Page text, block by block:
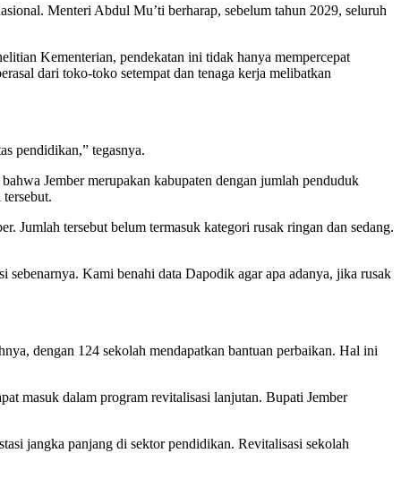
Menteri Abdul Mu’ti berharap, sebelum tahun 2029, seluruh
Kementerian, pendekatan ini tidak hanya mempercepat
dari toko-toko setempat dan tenaga kerja melibatkan
pendidikan,” tegasnya.
Jember merupakan kabupaten dengan jumlah penduduk
Jumlah tersebut belum termasuk kategori rusak ringan dan sedang.
Kami benahi data Dapodik agar apa adanya, jika rusak
dengan 124 sekolah mendapatkan bantuan perbaikan. Hal ini
masuk dalam program revitalisasi lanjutan. Bupati Jember
jangka panjang di sektor pendidikan. Revitalisasi sekolah